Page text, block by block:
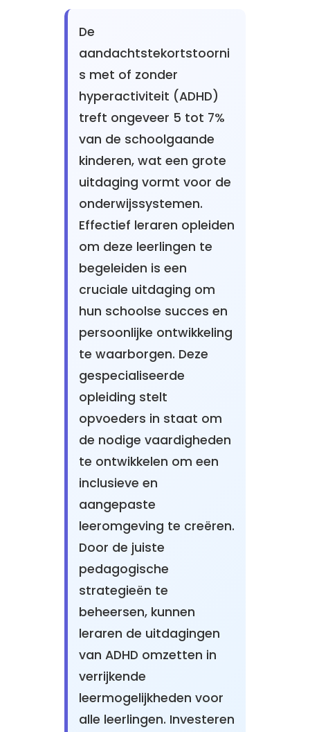
De
aandachtstekortstoorni
s met of zonder
hyperactiviteit (ADHD)
treft ongeveer 5 tot 7%
van de schoolgaande
kinderen, wat een grote
uitdaging vormt voor de
onderwijssystemen.
Effectief leraren opleiden
om deze leerlingen te
begeleiden is een
cruciale uitdaging om
hun schoolse succes en
persoonlijke ontwikkeling
te waarborgen. Deze
gespecialiseerde
opleiding stelt
opvoeders in staat om
de nodige vaardigheden
te ontwikkelen om een
inclusieve en
aangepaste
leeromgeving te creëren.
Door de juiste
pedagogische
strategieën te
beheersen, kunnen
leraren de uitdagingen
van ADHD omzetten in
verrijkende
leermogelijkheden voor
alle leerlingen. Investeren